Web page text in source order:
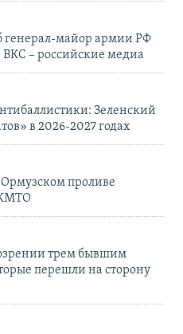
генерал-майор армии РФ
ВКС – российские медиа
Зеленский
в 2026-2027 годах
Ормузском проливе
трем бывшим
перешли на сторону